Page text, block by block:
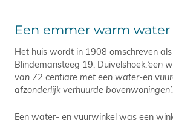
Een emmer warm water
Het huis wordt in 1908 omschreven
Blindemansteeg 19, Duivelshoek.‘een
van 72 centiare met een water-en
afzonderlijk verhuurde bovenwoningen’.
Een water- en vuurwinkel was een